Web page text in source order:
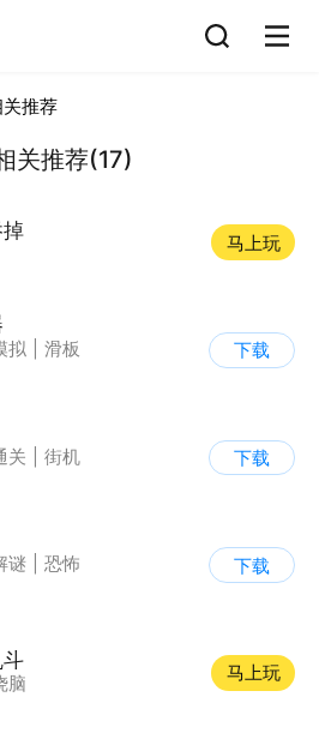
推荐
关推荐(17)
马上玩
拟
滑板
下载
关
街机
下载
谜
恐怖
下载
脑
马上玩